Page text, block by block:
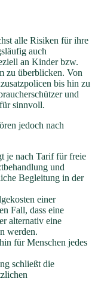
alle Risiken für ihre
auch
an Kinder bzw.
zu überblicken. Von
bis hin zu
und
sinnvoll.
jedoch nach
je nach Tarif für freie
und
Begleitung in der
einer
Fall, dass eine
alternativ eine
werden.
für Menschen jedes
schließt die